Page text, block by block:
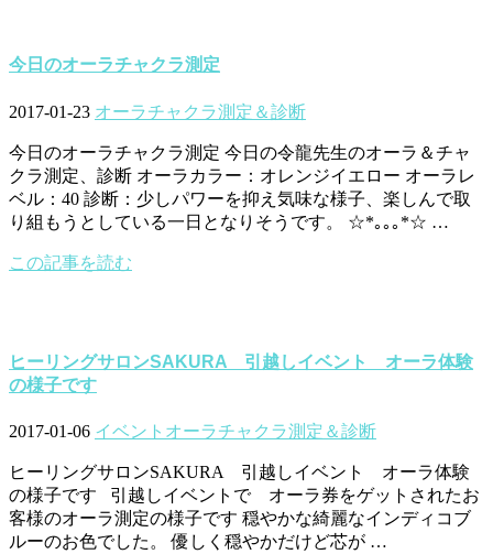
今日のオーラチャクラ測定
2017-01-23 オーラチャクラ測定＆診断
今日のオーラチャクラ測定 今日の令龍先生のオーラ＆チャ
クラ測定、診断 オーラカラー：オレンジイエロー オーラレ
ベル：40 診断：少しパワーを抑え気味な様子、楽しんで取
り組もうとしている一日となりそうです。 ☆*｡｡｡*☆ …
この記事を読む
ヒーリングサロンSAKURA 引越しイベント オーラ体験
の様子です
2017-01-06 イベント オーラチャクラ測定＆診断
ヒーリングサロンSAKURA 引越しイベント オーラ体験
の様子です 引越しイベントで オーラ券をゲットされたお
客様のオーラ測定の様子です 穏やかな綺麗なインディコブ
ルーのお色でした。 優しく穏やかだけど芯が …